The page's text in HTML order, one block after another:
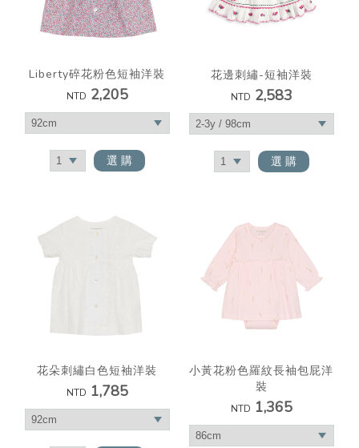
Liberty碎花粉色短袖洋裝
NTD 2,205
選 購
花邊刺繡-短袖洋裝
NTD 2,583
選 購
花朵刺繡白色短袖洋裝
NTD 1,785
小黃花粉色羅紋長袖包屁洋
裝
NTD 1,365